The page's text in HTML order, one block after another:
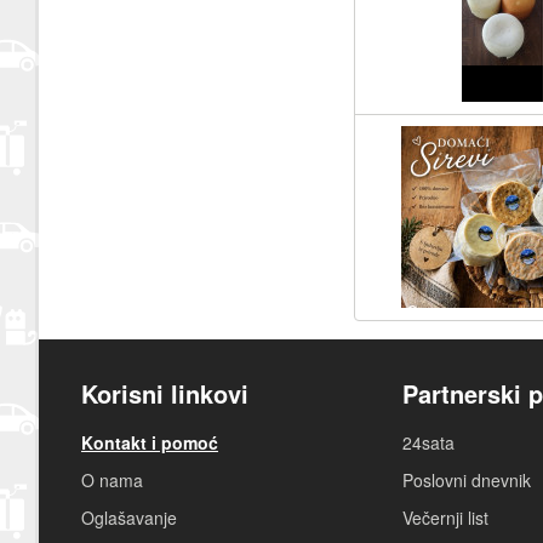
Korisni linkovi
Kontakt i pomoć
O nama
Oglašavanje
Partnerski
24sata
Poslovni dnevnik
Večernji list